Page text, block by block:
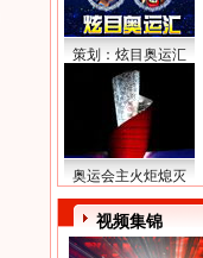
策划：炫目奥运汇
奥运会主火炬熄灭
视频集锦